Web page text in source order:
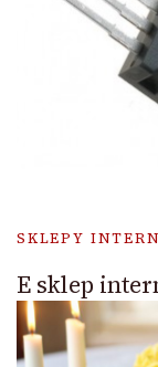
SKLEPY
E sklep